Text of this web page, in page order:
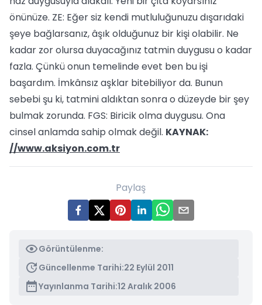
önünüze. ZE: Eğer siz kendi mutluluğunuzu dışarıdaki
şeye bağlarsanız, âşık olduğunuz bir kişi olabilir. Ne
kadar zor olursa duyacağınız tatmin duygusu o kadar
fazla. Çünkü onun temelinde evet ben bu işi
başardım. İmkânsız aşklar bitebiliyor da. Bunun
sebebi şu ki, tatmini aldıktan sonra o düzeyde bir şey
bulmak zorunda. FGS: Biricik olma duygusu. Ona
cinsel anlamda sahip olmak değil. KAYNAK:
//www.aksiyon.com.tr
Paylaş
Görüntülenme:
Güncellenme Tarihi:22 Eylül 2011
Yayınlanma Tarihi:12 Aralık 2006